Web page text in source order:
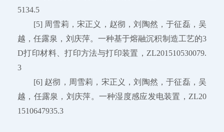
5134.5
[5] 周雪莉，宋正义，赵彻，刘陶然，于征磊，吴
越，任露泉，刘庆萍。一种基于熔融沉积制造工艺的3
D打印材料、打印方法与打印装置，ZL201510530079.
3
[6] 赵彻，周雪莉，宋正义，刘陶然，于征磊，吴
越，任露泉，刘庆萍。一种湿度感应发电装置，ZL20
1510647935.3